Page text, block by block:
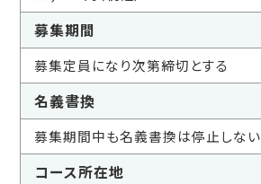
募集期間
募集定員になり次第締切とする
名義書換
募集期間中も名義書換は停止しない
コース所在地